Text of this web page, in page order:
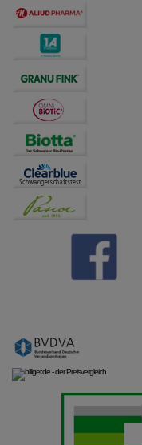
übertragen werden.